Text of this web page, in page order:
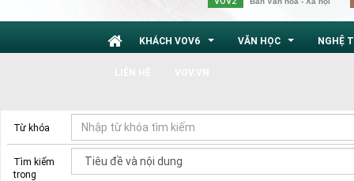
KHÁCH VOV6 VĂN HỌC NGHỆ
Từ khóa
Tìm kiếm
trong